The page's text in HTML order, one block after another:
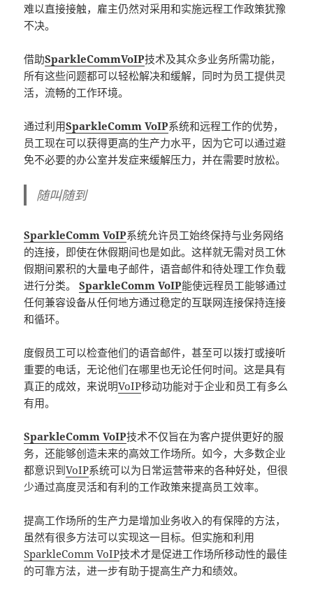
难以直接接触，雇主仍然对采用和实施远程工作政策犹豫
不决。
借助SparkleCommVoIP技术及其众多业务所需功能，
所有这些问题都可以轻松解决和缓解，同时为员工提供灵
活，流畅的工作环境。
通过利用SparkleComm VoIP系统和远程工作的优势，
员工现在可以获得更高的生产力水平，因为它可以通过避
免不必要的办公室并发症来缓解压力，并在需要时放松。
随叫随到
SparkleComm VoIP系统允许员工始终保持与业务网络
的连接，即使在休假期间也是如此。这样就无需对员工休
假期间累积的大量电子邮件，语音邮件和待处理工作负载
进行分类。SparkleComm VoIP能使远程员工能够通过
任何兼容设备从任何地方通过稳定的互联网连接保持连接
和循环。
度假员工可以检查他们的语音邮件，甚至可以拨打或接听
重要的电话，无论他们在哪里也无论任何时间。这是具有
真正的成效，来说明VoIP移动功能对于企业和员工有多么
有用。
SparkleComm VoIP技术不仅旨在为客户提供更好的服
务，还能够创造未来的高效工作场所。如今，大多数企业
都意识到VoIP系统可以为日常运营带来的各种好处，但很
少通过高度灵活和有利的工作政策来提高员工效率。
提高工作场所的生产力是增加业务收入的有保障的方法，
虽然有很多方法可以实现这一目标。但实施和利用
SparkleComm VoIP技术才是促进工作场所移动性的最佳
的可靠方法，进一步有助于提高生产力和绩效。